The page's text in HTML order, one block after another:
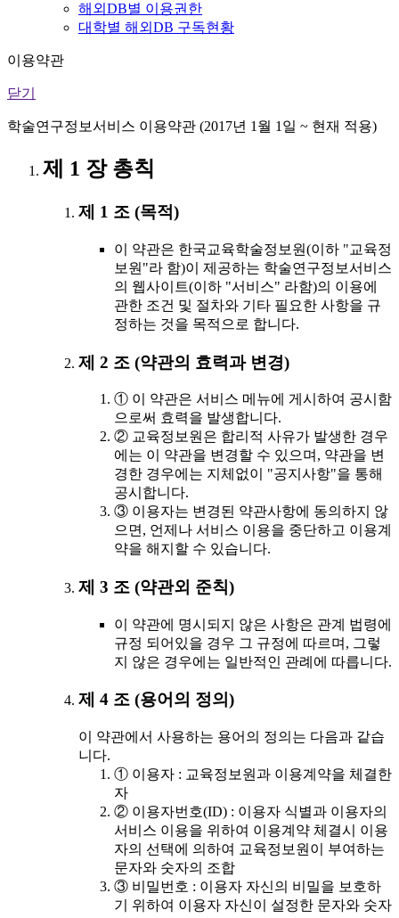
해외DB별 이용권한
대학별 해외DB 구독현황
이용약관
닫기
학술연구정보서비스 이용약관 (2017년 1월 1일 ~ 현재 적용)
제 1 장 총칙
제 1 조 (목적)
이 약관은 한국교육학술정보원(이하 "교육정
보원"라 함)이 제공하는 학술연구정보서비스
의 웹사이트(이하 "서비스" 라함)의 이용에
관한 조건 및 절차와 기타 필요한 사항을 규
정하는 것을 목적으로 합니다.
제 2 조 (약관의 효력과 변경)
① 이 약관은 서비스 메뉴에 게시하여 공시함
으로써 효력을 발생합니다.
② 교육정보원은 합리적 사유가 발생한 경우
에는 이 약관을 변경할 수 있으며, 약관을 변
경한 경우에는 지체없이 "공지사항"을 통해
공시합니다.
③ 이용자는 변경된 약관사항에 동의하지 않
으면, 언제나 서비스 이용을 중단하고 이용계
약을 해지할 수 있습니다.
제 3 조 (약관외 준칙)
이 약관에 명시되지 않은 사항은 관계 법령에
규정 되어있을 경우 그 규정에 따르며, 그렇
지 않은 경우에는 일반적인 관례에 따릅니다.
제 4 조 (용어의 정의)
이 약관에서 사용하는 용어의 정의는 다음과 같습
니다.
① 이용자 : 교육정보원과 이용계약을 체결한
자
② 이용자번호(ID) : 이용자 식별과 이용자의
서비스 이용을 위하여 이용계약 체결시 이용
자의 선택에 의하여 교육정보원이 부여하는
문자와 숫자의 조합
③ 비밀번호 : 이용자 자신의 비밀을 보호하
기 위하여 이용자 자신이 설정한 문자와 숫자